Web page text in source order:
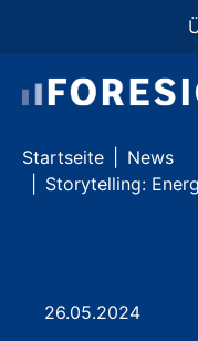
You are here:
Startseite
News
Storytelling:
26.05.2024